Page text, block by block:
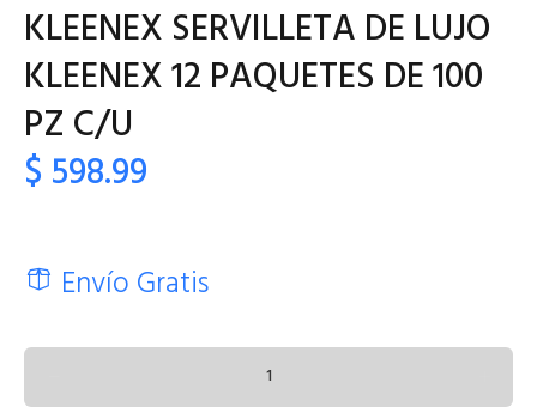
KLEENEX SERVILLETA DE LUJO
KLEENEX 12 PAQUETES DE 100
PZ C/U
$ 598.99
Envío Gratis